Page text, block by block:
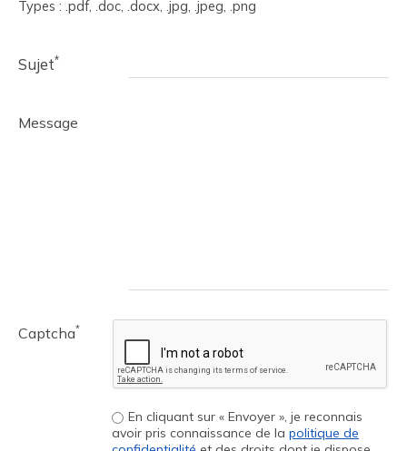
Types : .pdf, .doc, .docx, .jpg, .jpeg, .png
Sujet*
Message
Captcha*
En cliquant sur « Envoyer », je reconnais
avoir pris connaissance de la politique de